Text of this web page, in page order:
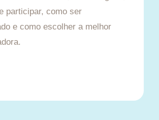
participar, como ser
e como escolher a melhor